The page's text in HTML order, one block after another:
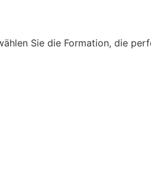
Sie die Formation, die